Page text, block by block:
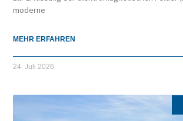
moderne
MEHR ERFAHREN
24. Juli 2026